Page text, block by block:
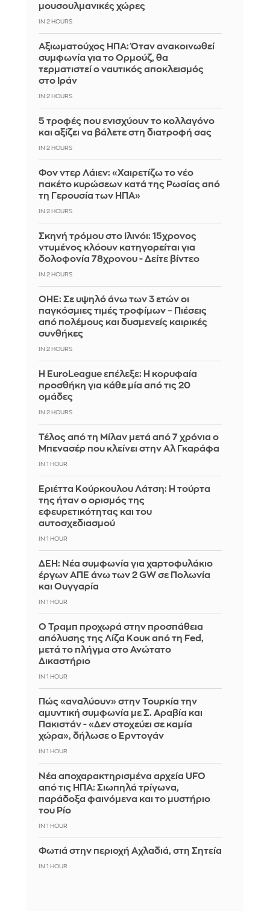
μουσουλμανικές χώρες
IN 2 HOURS
Αξιωματούχος ΗΠΑ: Όταν ανακοινωθεί
συμφωνία για το Ορμούζ, θα
τερματιστεί ο ναυτικός αποκλεισμός
στο Ιράν
IN 2 HOURS
5 τροφές που ενισχύουν το κολλαγόνο
και αξίζει να βάλετε στη διατροφή σας
IN 2 HOURS
Φον ντερ Λάιεν: «Χαιρετίζω το νέο
πακέτο κυρώσεων κατά της Ρωσίας από
τη Γερουσία των ΗΠΑ»
IN 2 HOURS
Σκηνή τρόμου στο Ιλινόι: 15χρονος
ντυμένος κλόουν κατηγορείται για
δολοφονία 78χρονου - Δείτε βίντεο
IN 2 HOURS
ΟΗΕ: Σε υψηλό άνω των 3 ετών οι
παγκόσμιες τιμές τροφίμων – Πιέσεις
από πολέμους και δυσμενείς καιρικές
συνθήκες
IN 2 HOURS
Η EuroLeague επέλεξε: Η κορυφαία
προσθήκη για κάθε μία από τις 20
ομάδες
IN 2 HOURS
Τέλος από τη Μίλαν μετά από 7 χρόνια ο
Μπενασέρ που κλείνει στην Αλ Γκαράφα
IN 1 HOUR
Εριέττα Κούρκουλου Λάτση: Η τούρτα
της ήταν ο ορισμός της
εφευρετικότητας και του
αυτοσχεδιασμού
IN 1 HOUR
ΔΕΗ: Νέα συμφωνία για χαρτοφυλάκιο
έργων ΑΠΕ άνω των 2 GW σε Πολωνία
και Ουγγαρία
IN 1 HOUR
Ο Τραμπ προχωρά στην προσπάθεια
απόλυσης της Λίζα Κουκ από τη Fed,
μετά το πλήγμα στο Ανώτατο
Δικαστήριο
IN 1 HOUR
Πώς «αναλύουν» στην Τουρκία την
αμυντική συμφωνία με Σ. Αραβία και
Πακιστάν - «Δεν στοχεύει σε καμία
χώρα», δήλωσε ο Ερντογάν
IN 1 HOUR
Νέα αποχαρακτηρισμένα αρχεία UFO
από τις ΗΠΑ: Σιωπηλά τρίγωνα,
παράδοξα φαινόμενα και το μυστήριο
του Ρίο
IN 1 HOUR
Φωτιά στην περιοχή Αχλαδιά, στη Σητεία
IN 1 HOUR